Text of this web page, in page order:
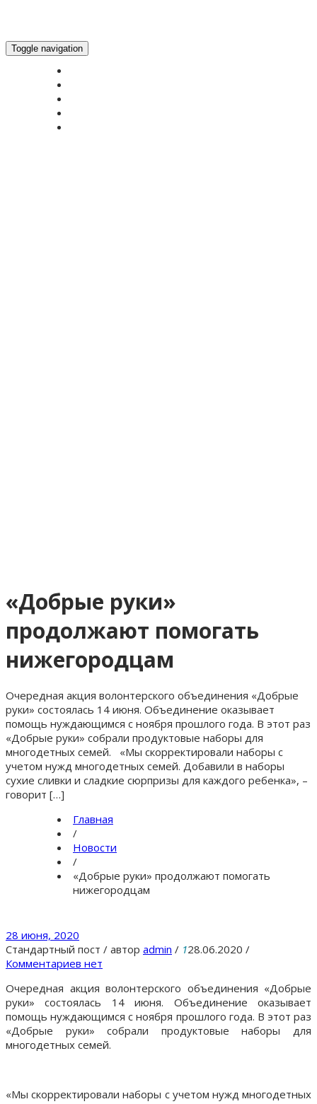
Toggle navigation
«Добрые руки»
продолжают помогать
нижегородцам
Очередная акция волонтерского объединения «Добрые
руки» состоялась 14 июня. Объединение оказывает
помощь нуждающимся с ноября прошлого года. В этот раз
«Добрые руки» собрали продуктовые наборы для
многодетных семей. «Мы скорректировали наборы с
учетом нужд многодетных семей. Добавили в наборы
сухие сливки и сладкие сюрпризы для каждого ребенка», –
говорит […]
Главная
/
Новости
/
«Добрые руки» продолжают помогать
нижегородцам
28 июня, 2020
Стандартный пост / автор admin / 128.06.2020 /
Комментариев нет
Очередная акция волонтерского объединения «Добрые
руки» состоялась 14 июня. Объединение оказывает
помощь нуждающимся с ноября прошлого года. В этот раз
«Добрые руки» собрали продуктовые наборы для
многодетных семей.
«Мы скорректировали наборы с учетом нужд многодетных